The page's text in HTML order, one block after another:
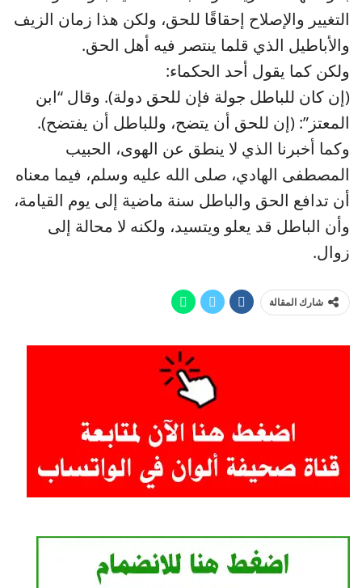
التغيير والإصلاح إحقاقًا للحق، ولكن هذا زمان الزيف
والأباطيل الذي قلما ينتصر فيه أهل الحق.
ولكن كما يقول أحد الحكماء:
(إن كان للباطل جولة فإن للحق دولة). وقال “ابن
المعتز”: (إن للحق أن يتضح، وللباطل أن يفتضح).
وكما أخبرنا الذي لا ينطق عن الهوى، الحبيب
المصطفى الهادي، صلى الله عليه وسلم، فيما معناه
أن تدافع الحق والباطل سنة ماضية إلى يوم القيامة،
وأن الباطل قد يعلو ويتسيد، ولكنه لا محالة إلى
زوال.
شارك المقالة